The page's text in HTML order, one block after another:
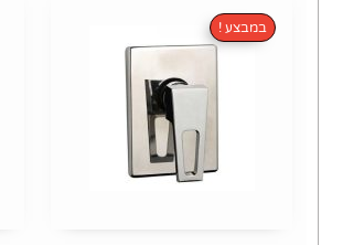
במבצע !